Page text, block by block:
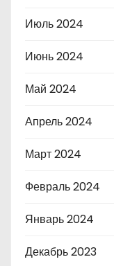
Июль 2024
Июнь 2024
Май 2024
Апрель 2024
Март 2024
Февраль 2024
Январь 2024
Декабрь 2023